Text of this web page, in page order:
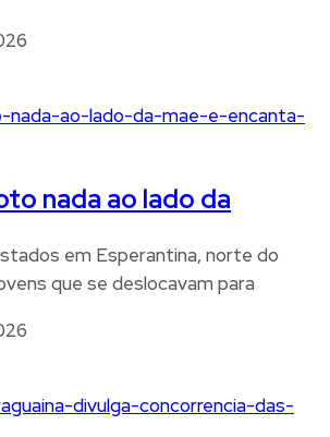
nada ao lado da
em Esperantina, norte do
que se deslocavam para